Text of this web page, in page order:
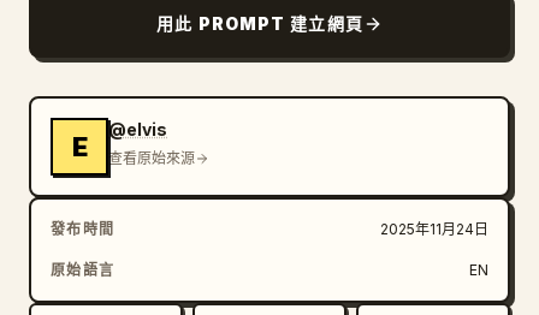
更新
用此 PROMPT 建立網頁
E
@elvis
查看原始來源
發布時間 2025年11月24日
原始語言 EN